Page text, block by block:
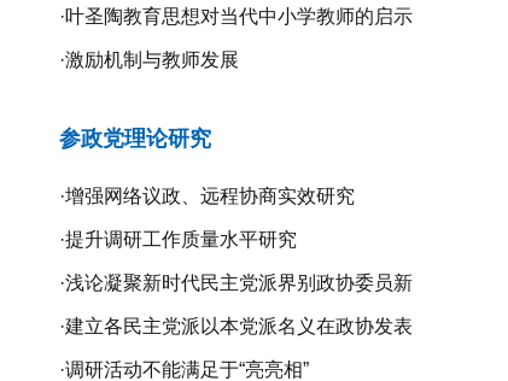
研修探究
·叶圣陶教育思想对当代中小学教师的启示
·激励机制与教师发展
参政党理论研究
·增强网络议政、远程协商实效研究
·提升调研工作质量水平研究
·浅论凝聚新时代民主党派界别政协委员新
共识的新路径
·建立各民主党派以本党派名义在政协发表
意见的制度机制研究
·调研活动不能满足于“亮亮相”